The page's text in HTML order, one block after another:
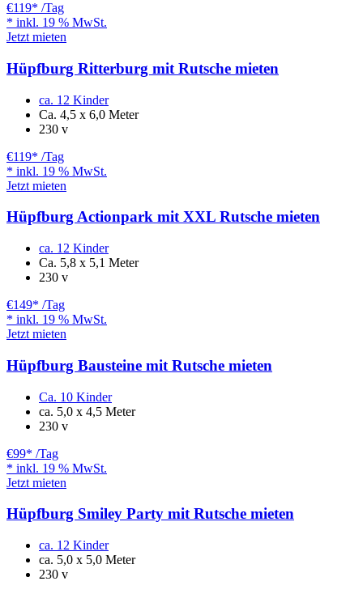
€119* /Tag
* inkl. 19 % MwSt.
Jetzt mieten
Hüpfburg Ritterburg mit Rutsche mieten
ca. 12 Kinder
Ca. 4,5 x 6,0 Meter
230 v
€119* /Tag
* inkl. 19 % MwSt.
Jetzt mieten
Hüpfburg Actionpark mit XXL Rutsche mieten
ca. 12 Kinder
Ca. 5,8 x 5,1 Meter
230 v
€149* /Tag
* inkl. 19 % MwSt.
Jetzt mieten
Hüpfburg Bausteine mit Rutsche mieten
Ca. 10 Kinder
ca. 5,0 x 4,5 Meter
230 v
€99* /Tag
* inkl. 19 % MwSt.
Jetzt mieten
Hüpfburg Smiley Party mit Rutsche mieten
ca. 12 Kinder
ca. 5,0 x 5,0 Meter
230 v